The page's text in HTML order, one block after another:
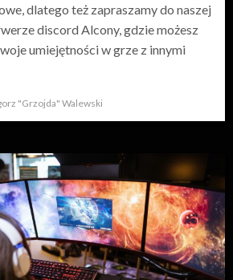
dlatego też zapraszamy do naszej
discord Alcony, gdzie możesz
umiejętności w grze z innymi
"Grzojda" Walewski